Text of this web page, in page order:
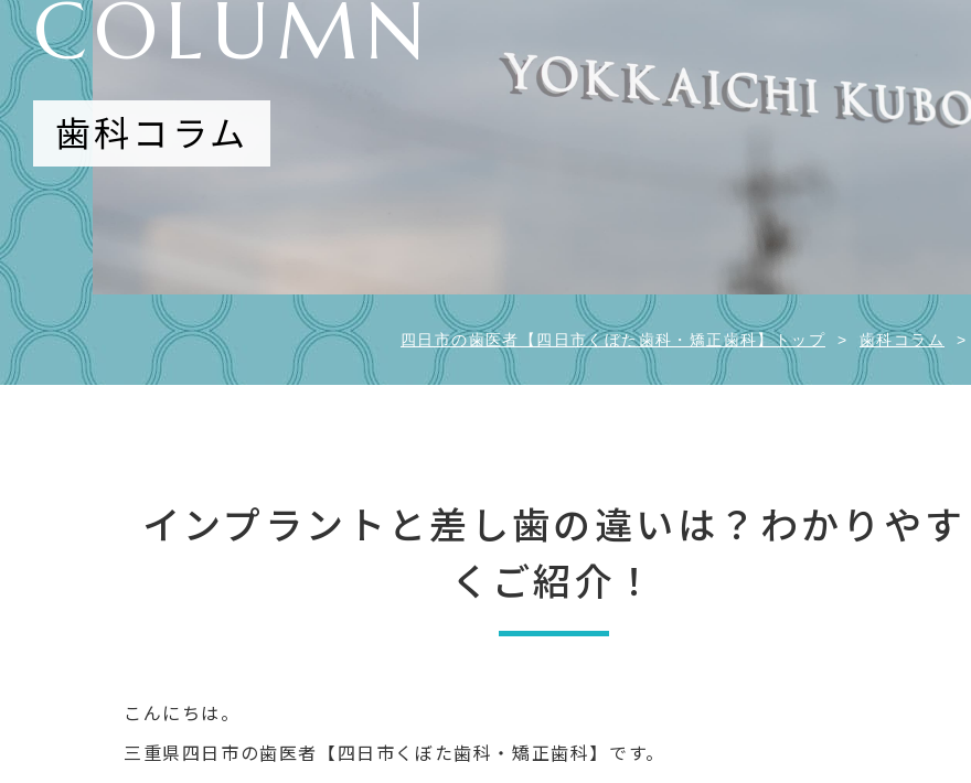
COLUMN
歯科コラム
四日市の歯医者【四日市くぼた歯科・矯正歯科】トップ > 歯科コラム >
インプラントと差し歯の違いは？わかりやす
くご紹介！
こんにちは。
三重県四日市の歯医者【四日市くぼた歯科・矯正歯科】です。